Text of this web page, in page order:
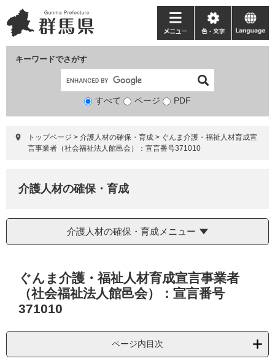
ー
ジ
ニ
ュ
て
キーワードでさがす
検
象
すべて ページ PDF
メ
ニ
ー
色・
文
language
トップページ > 介護人材の確保・育成 > ぐんま介護・福祉人材育成宣
言事業者（社会福祉法人館邑会）：宣言番号371010
介護人材の確保・育成
介護人材の確保・育成メニュー
ぐんま介護・福祉人材育成宣言事業者
（社会福祉法人館邑会）：宣言番号
371010
ページ内目次